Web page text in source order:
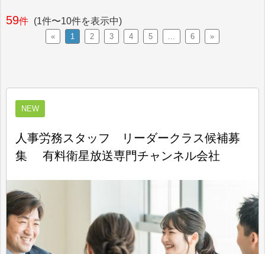
59件 (1件〜10件を表示中)
« 1 2 3 4 5 ... 6 »
NEW
人事労務スタッフ リーダークラス候補募
集 有料衛星放送専門チャンネル会社